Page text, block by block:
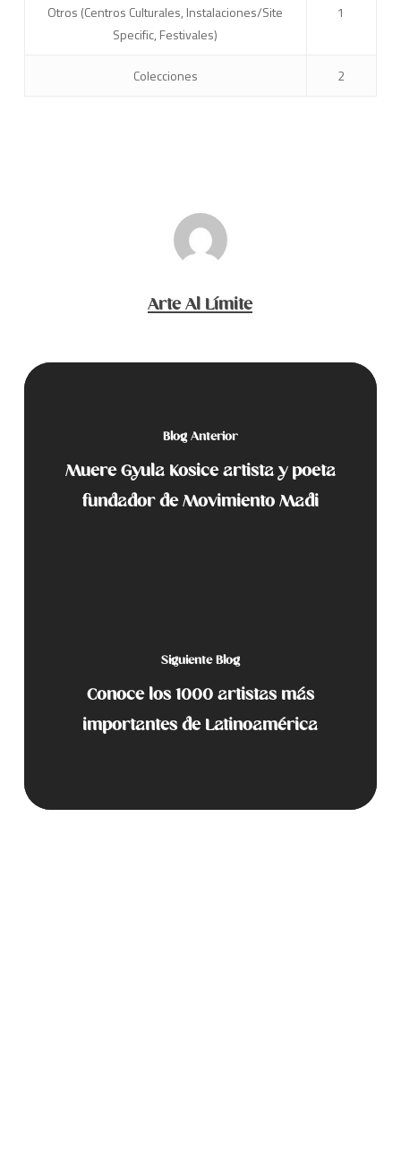
Otros (Centros Culturales, Instalaciones/Site
Specific, Festivales)
1
Colecciones 2
Arte Al Límite
Blog Anterior
Muere Gyula Kosice artista y poeta
fundador de Movimiento Madi
Siguiente Blog
Conoce los 1000 artistas más
importantes de Latinoamérica